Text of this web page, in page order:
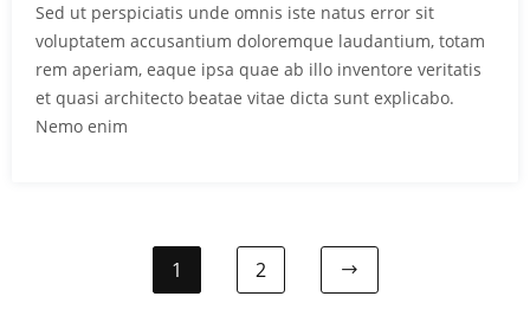
Sed ut perspiciatis unde omnis iste natus error sit
voluptatem accusantium doloremque laudantium, totam
rem aperiam, eaque ipsa quae ab illo inventore veritatis
et quasi architecto beatae vitae dicta sunt explicabo.
Nemo enim
1 2